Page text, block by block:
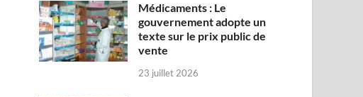
Médicaments : Le
gouvernement adopte un
texte sur le prix public de
vente
23 juillet 2026